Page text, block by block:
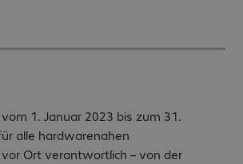
1. Januar 2023 bis zum 31.
alle hardwarenahen
Ort verantwortlich – von der